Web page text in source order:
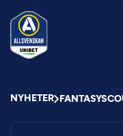
NYHETER